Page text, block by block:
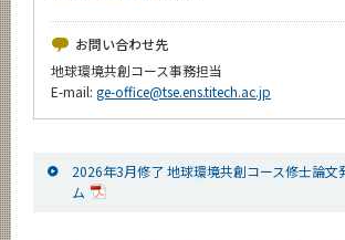
お問い合わせ先
地球環境共創コース事務担当
E-mail: ge-office@tse.ens.titech.ac.jp
2026年3月修了 地球環境共創コース修士論文
ム
今後の課程別イベント
年別アーカイブ
サイト構成